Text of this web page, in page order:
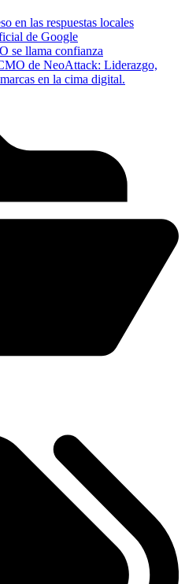
en las respuestas locales
de Google
se llama confianza
de NeoAttack: Liderazgo,
en la cima digital.